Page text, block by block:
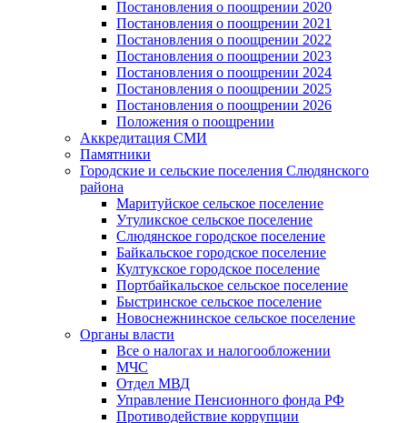
Постановления о поощрении 2020
Постановления о поощрении 2021
Постановления о поощрении 2022
Постановления о поощрении 2023
Постановления о поощрении 2024
Постановления о поощрении 2025
Постановления о поощрении 2026
Положения о поощрении
Аккредитация СМИ
Памятники
Городские и сельские поселения Слюдянского
района
Маритуйское сельское поселение
Утуликское сельское поселение
Слюдянское городское поселение
Байкальское городское поселение
Култукское городское поселение
Портбайкальское сельское поселение
Быстринское сельское поселение
Новоснежнинское сельское поселение
Органы власти
Все о налогах и налогообложении
МЧС
Отдел МВД
Управление Пенсионного фонда РФ
Противодействие коррупции